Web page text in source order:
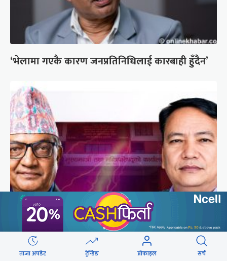
‘भेलामा गएकै कारण जनप्रतिनिधिलाई कारबाही हुँदैन’
एकवर्षे मुख्यमन्त्री बन्न एमालेको शक्ति संघर्ष उत्कर्षमा
ताजा अपडेट ट्रेन्डिङ प्रोफाइल सर्च